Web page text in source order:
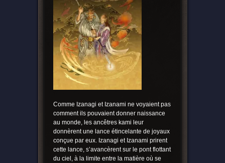
Comme Izanagi et Izanami ne voyaient pas
comment ils pouvaient donner naissance
au monde, les ancêtres kami leur
donnèrent une lance étincelante de joyaux
conçue par eux. Izanagi et Izanami prirent
cette lance, s’avancèrent sur le pont flottant
du ciel, à la limite entre la matière où se